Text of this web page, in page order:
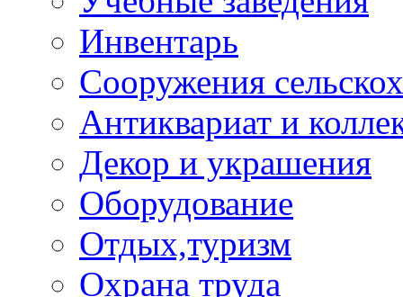
Инвентарь
Cооружения
Антиквариат и
Декор и украшения
Оборудование
Отдых,туризм
Охрана труда